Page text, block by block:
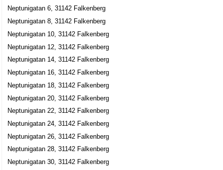
Neptunigatan 6, 31142 Falkenberg
Neptunigatan 8, 31142 Falkenberg
Neptunigatan 10, 31142 Falkenberg
Neptunigatan 12, 31142 Falkenberg
Neptunigatan 14, 31142 Falkenberg
Neptunigatan 16, 31142 Falkenberg
Neptunigatan 18, 31142 Falkenberg
Neptunigatan 20, 31142 Falkenberg
Neptunigatan 22, 31142 Falkenberg
Neptunigatan 24, 31142 Falkenberg
Neptunigatan 26, 31142 Falkenberg
Neptunigatan 28, 31142 Falkenberg
Neptunigatan 30, 31142 Falkenberg